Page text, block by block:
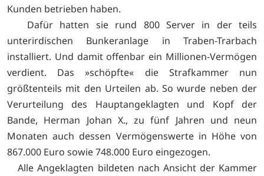
Kunden betrieben haben.
Dafür hatten sie rund 800 Server in der teils
unterirdischen Bunkeranlage in Traben-Trarbach
installiert. Und damit offenbar ein Millionen-Vermögen
verdient. Das »schöpfte« die Strafkammer nun
größtenteils mit den Urteilen ab. So wurde neben der
Verurteilung des Hauptangeklagten und Kopf der
Bande, Herman Johan X., zu fünf Jahren und neun
Monaten auch dessen Vermögenswerte in Höhe von
867.000 Euro sowie 748.000 Euro eingezogen.
Alle Angeklagten bildeten nach Ansicht der Kammer